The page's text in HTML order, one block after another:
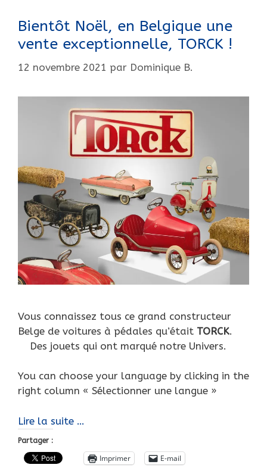
Bientôt Noël, en Belgique une
vente exceptionnelle, TORCK !
12 novembre 2021 par Dominique B.
Vous connaissez tous ce grand constructeur
Belge de voitures à pédales qu’était TORCK.
Des jouets qui ont marqué notre Univers.
You can choose your language by clicking in the
right column « Sélectionner une langue »
Lire la suite …
en
Belgique
Partager :
Imprimer E-mail